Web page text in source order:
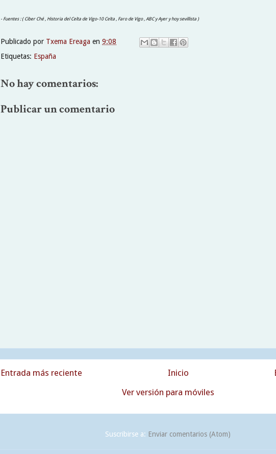
- Fuentes : ( Ciber Ché , Historia del Celta de Vigo-10 Celta , Faro de Vigo , ABC y Ayer y hoy sevillista )
Publicado por Txema Ereaga en 9:08
Etiquetas: España
No hay comentarios:
Publicar un comentario
Entrada más reciente
Inicio
Ver versión para móviles
Suscribirse a: Enviar comentarios (Atom)